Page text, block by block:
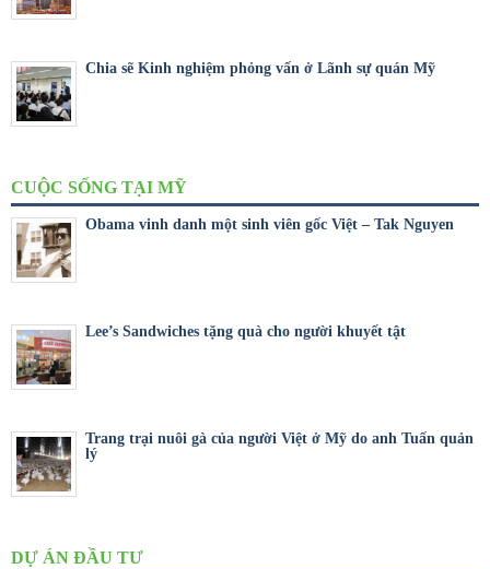
Chia sẽ Kinh nghiệm phỏng vấn ở Lãnh sự quán Mỹ
CUỘC SỐNG TẠI MỸ
Obama vinh danh một sinh viên gốc Việt – Tak Nguyen
Lee’s Sandwiches tặng quà cho người khuyết tật
Trang trại nuôi gà của người Việt ở Mỹ do anh Tuấn quản
lý
DỰ ÁN ĐẦU TƯ